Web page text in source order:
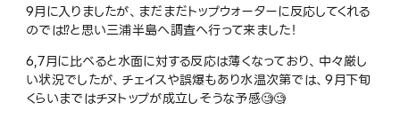
9月に入りましたが、まだまだトップウォーターに反応してくれる
のでは⁉️と思い三浦半島へ調査へ行って来ました！
6,7月に比べると水面に対する反応は薄くなっており、中々厳し
い状況でしたが、チェイスや誤爆もあり水温次第では、9月下旬
くらいまではチヌトップが成立しそうな予感🧐🧐